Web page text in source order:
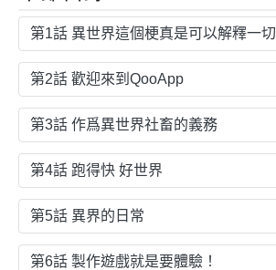
第1話 異世界這個梗真是可以解釋一切
第2話 歡迎來到QooApp
第3話 作爲異世界社畜的義務
第4話 跑得快 好世界
第5話 異界的日常
第6話 製作遊戲就是要體驗！